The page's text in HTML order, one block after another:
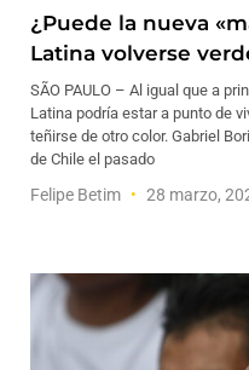
¿Puede la nueva
Latina volverse
SÃO PAULO – Al igual que a
Latina podría estar a punto de
teñirse de otro color. Gabriel
de Chile el pasado
Felipe Betim 28 marzo,